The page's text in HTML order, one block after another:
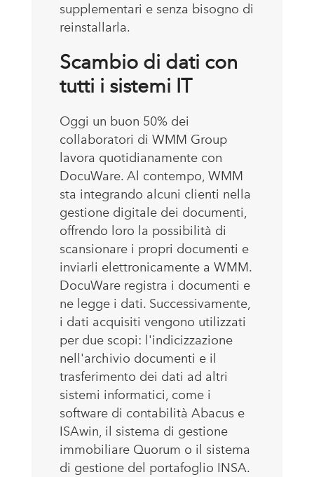
supplementari e senza bisogno di
reinstallarla.
Scambio di dati con
tutti i sistemi IT
Oggi un buon 50% dei
collaboratori di WMM Group
lavora quotidianamente con
DocuWare. Al contempo, WMM
sta integrando alcuni clienti nella
gestione digitale dei documenti,
offrendo loro la possibilità di
scansionare i propri documenti e
inviarli elettronicamente a WMM.
DocuWare registra i documenti e
ne legge i dati. Successivamente,
i dati acquisiti vengono utilizzati
per due scopi: l'indicizzazione
nell'archivio documenti e il
trasferimento dei dati ad altri
sistemi informatici, come i
software di contabilità Abacus e
ISAwin, il sistema di gestione
immobiliare Quorum o il sistema
di gestione del portafoglio INSA.